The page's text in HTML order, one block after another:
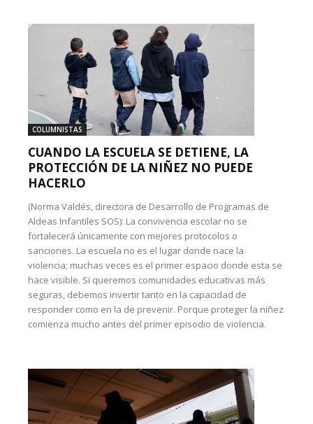
COLUMNISTAS
CUANDO LA ESCUELA SE DETIENE, LA
PROTECCIÓN DE LA NIÑEZ NO PUEDE
HACERLO
(Norma Valdés, directora de Desarrollo de Programas de
Aldeas Infantiles SOS): La convivencia escolar no se
fortalecerá únicamente con mejores protocolos o
sanciones. La escuela no es el lugar donde nace la
violencia; muchas veces es el primer espacio donde esta se
hace visible. Si queremos comunidades educativas más
seguras, debemos invertir tanto en la capacidad de
responder como en la de prevenir. Porque proteger la niñez
comienza mucho antes del primer episodio de violencia.